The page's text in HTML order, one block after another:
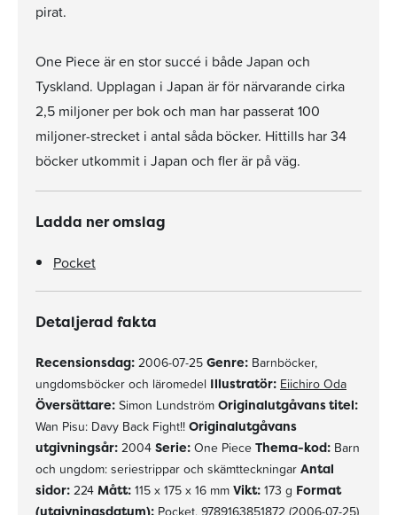
pirat.
One Piece är en stor succé i både Japan och
Tyskland. Upplagan i Japan är för närvarande cirka
2,5 miljoner per bok och man har passerat 100
miljoner-strecket i antal såda böcker. Hittills har 34
böcker utkommit i Japan och fler är på väg.
Ladda ner omslag
Pocket
Detaljerad fakta
Recensionsdag: 2006-07-25 Genre: Barnböcker,
ungdomsböcker och läromedel Illustratör: Eiichiro Oda
Översättare: Simon Lundström Originalutgåvans titel:
Wan Pisu: Davy Back Fight!! Originalutgåvans
utgivningsår: 2004 Serie: One Piece Thema-kod: Barn
och ungdom: seriestrippar och skämtteckningar Antal
sidor: 224 Mått: 115 x 175 x 16 mm Vikt: 173 g Format
(utgivningsdatum): Pocket, 9789163851872 (2006-07-25)